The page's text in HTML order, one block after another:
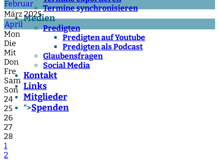
Termine synchronisieren
Medien
Predigten
Predigten auf Youtube
Predigten als Podcast
Glaubensfragen
Social Media
Kontakt
Links
Mitglieder
">Spenden
Februar
März 2025
April
Mon
Die
Mit
Don
Fre
Sam
Son
24
25
26
27
28
1
2